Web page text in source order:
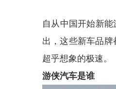
自从中国开始新
出，这些新车品
超乎想象的极速。
游侠汽车是谁